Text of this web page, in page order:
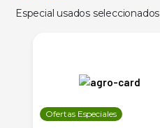
Especial usados seleccionados
Ofertas Especiales